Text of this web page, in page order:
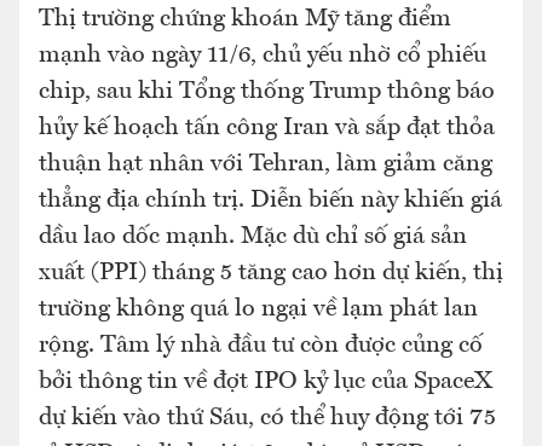
Thị trường chứng khoán Mỹ tăng điểm
mạnh vào ngày 11/6, chủ yếu nhờ cổ phiếu
chip, sau khi Tổng thống Trump thông báo
hủy kế hoạch tấn công Iran và sắp đạt thỏa
thuận hạt nhân với Tehran, làm giảm căng
thẳng địa chính trị. Diễn biến này khiến giá
dầu lao dốc mạnh. Mặc dù chỉ số giá sản
xuất (PPI) tháng 5 tăng cao hơn dự kiến, thị
trường không quá lo ngại về lạm phát lan
rộng. Tâm lý nhà đầu tư còn được củng cố
bởi thông tin về đợt IPO kỷ lục của SpaceX
dự kiến vào thứ Sáu, có thể huy động tới 75